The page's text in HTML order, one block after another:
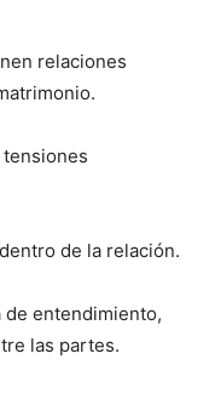
relaciones
tensiones
de la relación.
de entendimiento,
las partes.